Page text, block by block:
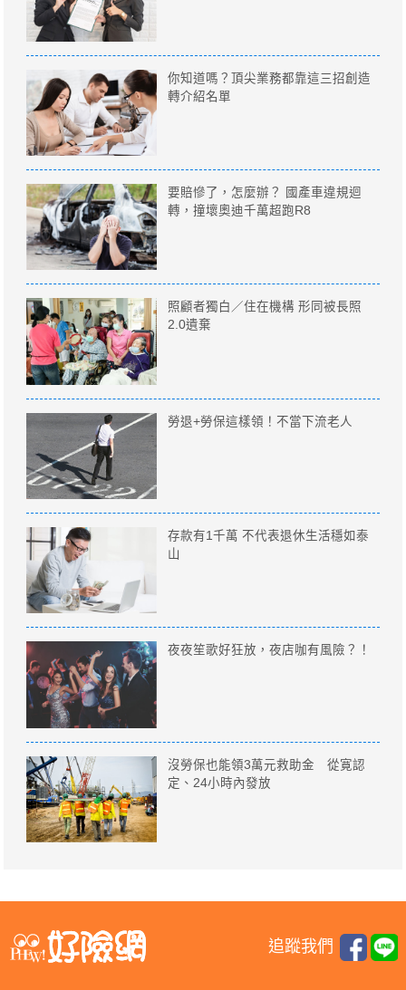
你知道嗎？頂尖業務都靠這三招創造
轉介紹名單
要賠慘了，怎麼辦？ 國產車違規迴
轉，撞壞奧迪千萬超跑R8
照顧者獨白／住在機構 形同被長照
2.0遺棄
勞退+勞保這樣領！不當下流老人
存款有1千萬 不代表退休生活穩如泰
山
夜夜笙歌好狂放，夜店咖有風險？！
沒勞保也能領3萬元救助金 從寛認
定、24小時內發放
追蹤我們